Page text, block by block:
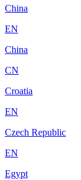
China
EN
China
CN
Croatia
EN
Czech Republic
EN
Egypt